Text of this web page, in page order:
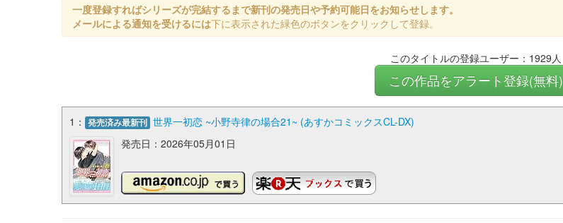
一度登録すればシリーズが完結するまで新刊の発売日や予約可能日をお知らせします。
メールによる通知を受けるには下に表示された緑色のボタンをクリックして登録。
このタイトルの登録ユーザー：1929人
この作品をアラート登録(無料)
1： 発売済み最新刊 世界一初恋 ~小野寺律の場合21~ (あすかコミックスCL-DX)
発売日：2026年05月01日